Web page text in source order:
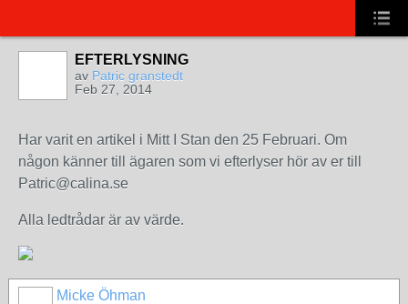
EFTERLYSNING
av Patric granstedt
Feb 27, 2014
Har varit en artikel i Mitt I Stan den 25 Februari. Om
någon känner till ägaren som vi efterlyser hör av er till
Patric@calina.se
Alla ledtrådar är av värde.
Micke Öhman